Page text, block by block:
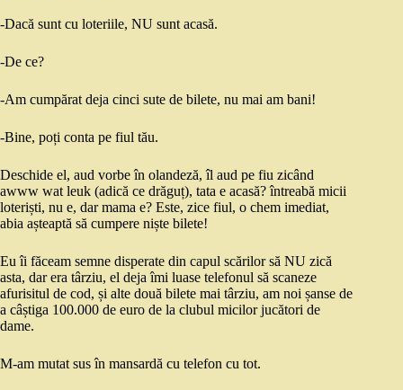
-Dacă sunt cu loteriile, NU sunt acasă.
-De ce?
-Am cumpărat deja cinci sute de bilete, nu mai am bani!
-Bine, poți conta pe fiul tău.
Deschide el, aud vorbe în olandeză, îl aud pe fiu zicând
awww wat leuk (adică ce drăguț), tata e acasă? întreabă micii
loteriști, nu e, dar mama e? Este, zice fiul, o chem imediat,
abia așteaptă să cumpere niște bilete!
Eu îi făceam semne disperate din capul scărilor să NU zică
asta, dar era târziu, el deja îmi luase telefonul să scaneze
afurisitul de cod, și alte două bilete mai târziu, am noi șanse de
a câștiga 100.000 de euro de la clubul micilor jucători de
dame.
M-am mutat sus în mansardă cu telefon cu tot.